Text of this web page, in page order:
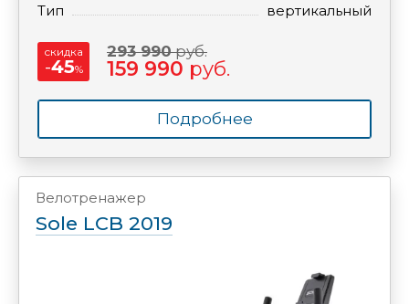
Тип
вертикальный
скидка
-45%
293 990руб.
159 990 руб.
Подробнее
Велотренажер
Sole LCB 2019